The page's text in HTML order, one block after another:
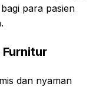
para pasien
Furnitur
dan nyaman